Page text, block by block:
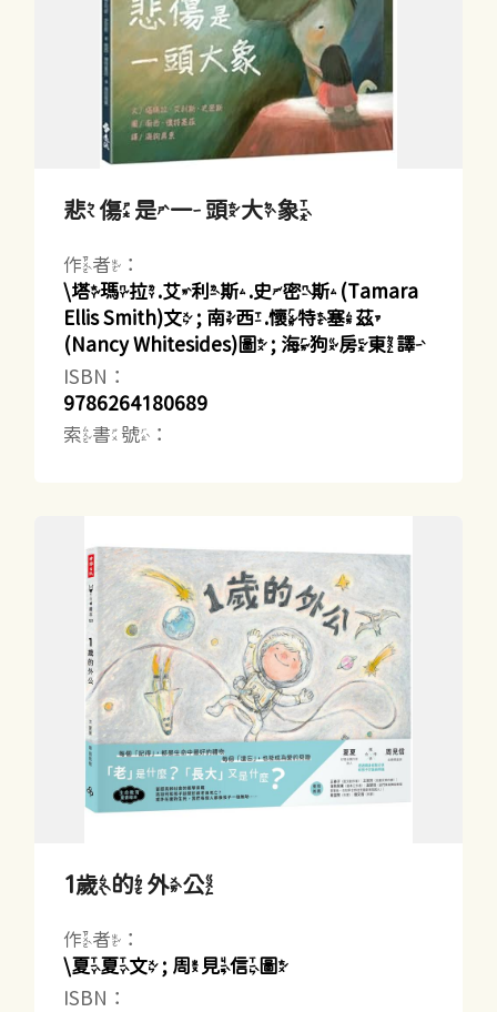
悲傷是一頭大象
作者：
\塔瑪拉.艾利斯.史密斯(Tamara
Ellis Smith)文 ; 南西.懷特塞茲
(Nancy Whitesides)圖 ; 海狗房東譯
ISBN：
9786264180689
索書號：
1歲的外公
作者：
\夏夏文 ; 周見信圖
ISBN：